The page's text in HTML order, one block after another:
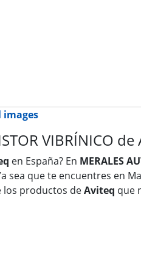
images
VIBRÍNICO
en España? En MERALES
sea que te encuentres en
los productos deAviteq que